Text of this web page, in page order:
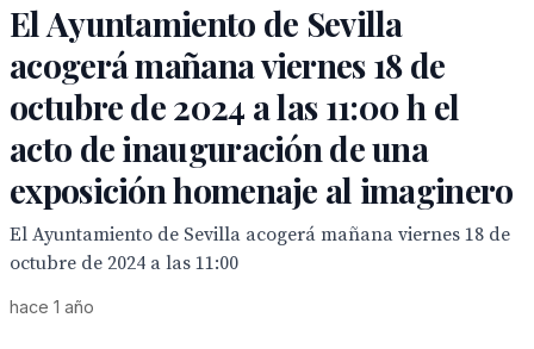
El Ayuntamiento de Sevilla
acogerá mañana viernes 18 de
octubre de 2024 a las 11:00 h el
acto de inauguración de una
exposición homenaje al imaginero
El Ayuntamiento de Sevilla acogerá mañana viernes 18 de
octubre de 2024 a las 11:00
hace 1 año